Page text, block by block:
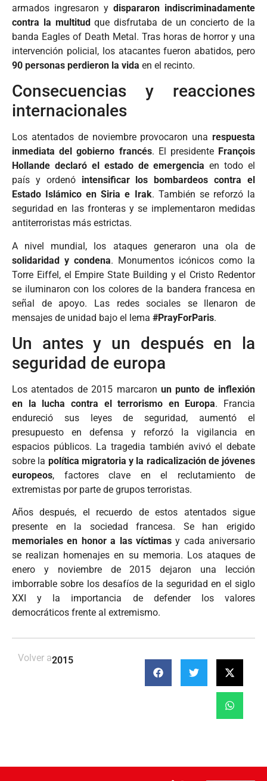
armados ingresaron y dispararon indiscriminadamente
contra la multitudque disfrutaba de un concierto de la
banda Eagles of Death Metal. Tras horas de horror y una
intervención policial, los atacantes fueron abatidos, pero
90 personas perdieron la vida en el recinto.
Consecuencias y reacciones
internacionales
Los atentados de noviembre provocaron una respuesta
inmediata del gobierno francés. El presidente François
Hollande declaró el estado de emergencia en todo el
país y ordenó intensificar los bombardeos contra el
Estado Islámico en Siria e Irak. También se reforzó la
seguridad en las fronteras y se implementaron medidas
antiterroristas más estrictas.
A nivel mundial, los ataques generaron una ola de
solidaridad y condena. Monumentos icónicos como la
Torre Eiffel, el Empire State Building y el Cristo Redentor
se iluminaron con los colores de la bandera francesa en
señal de apoyo. Las redes sociales se llenaron de
mensajes de unidad bajo el lema #PrayForParis.
Un antes y un después en la
seguridad de europa
Los atentados de 2015 marcaron un punto de inflexión
en la lucha contra el terrorismo en Europa. Francia
endureció sus leyes de seguridad, aumentó el
presupuesto en defensa y reforzó la vigilancia en
espacios públicos. La tragedia también avivó el debate
sobre la política migratoria y la radicalización de jóvenes
europeos, factores clave en el reclutamiento de
extremistas por parte de grupos terroristas.
Años después, el recuerdo de estos atentados sigue
presente en la sociedad francesa. Se han erigido
memoriales en honor a las víctimasy cada aniversario
se realizan homenajes en su memoria. Los ataques de
enero y noviembre de 2015 dejaron una lección
imborrable sobre los desafíos de la seguridad en el siglo
XXI y la importancia de defender los valores
democráticos frente al extremismo.
Volver a2015